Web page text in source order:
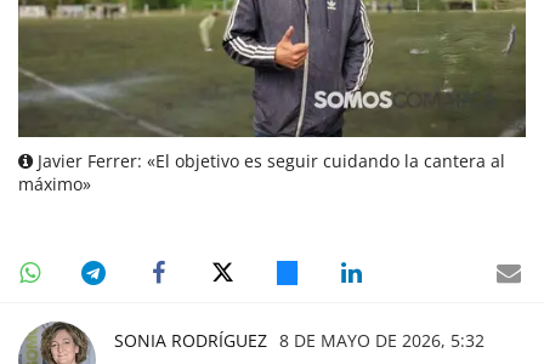
Javier Ferrer: «El objetivo es seguir cuidando la cantera al
máximo»
SONIA RODRÍGUEZ 8 DE MAYO DE 2026, 5:32